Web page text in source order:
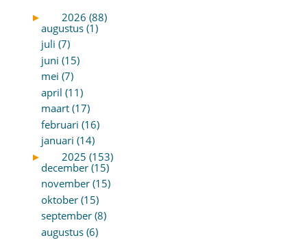
►
2026 (88)
augustus (1)
juli (7)
juni (15)
mei (7)
april (11)
maart (17)
februari (16)
januari (14)
►
2025 (153)
december (15)
november (15)
oktober (15)
september (8)
augustus (6)